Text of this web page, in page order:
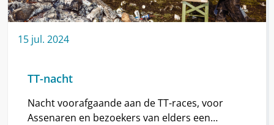
15 jul. 2024
TT-nacht
Nacht voorafgaande aan de TT-races, voor
Assenaren en bezoekers van elders een